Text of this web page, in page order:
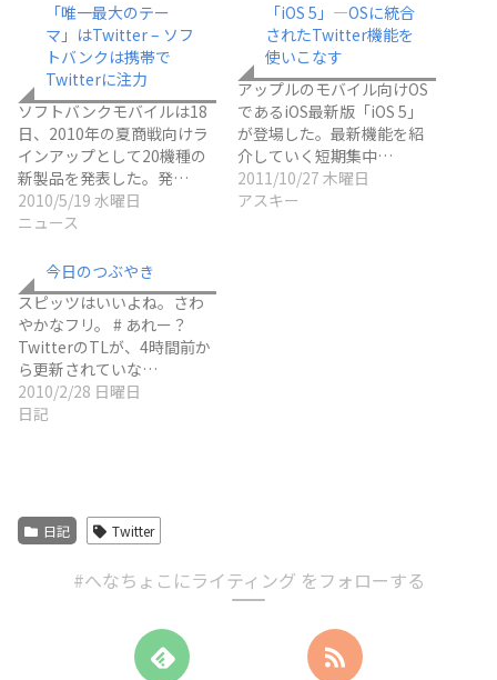
「唯一最大のテー
マ」はTwitter – ソフ
トバンクは携帯で
Twitterに注力
ソフトバンクモバイルは18
日、2010年の夏商戦向けラ
インアップとして20機種の
新製品を発表した。発…
2010/5/19 水曜日
ニュース
「iOS 5」―OSに統合
されたTwitter機能を
使いこなす
アップルのモバイル向けOS
であるiOS最新版「iOS 5」
が登場した。最新機能を紹
介していく短期集中…
2011/10/27 木曜日
アスキー
今日のつぶやき
スピッツはいいよね。さわ
やかなフリ。 # あれー？
TwitterのTLが、4時間前か
ら更新されていな…
2010/2/28 日曜日
日記
日記 Twitter
#へなちょこにライティング をフォローする